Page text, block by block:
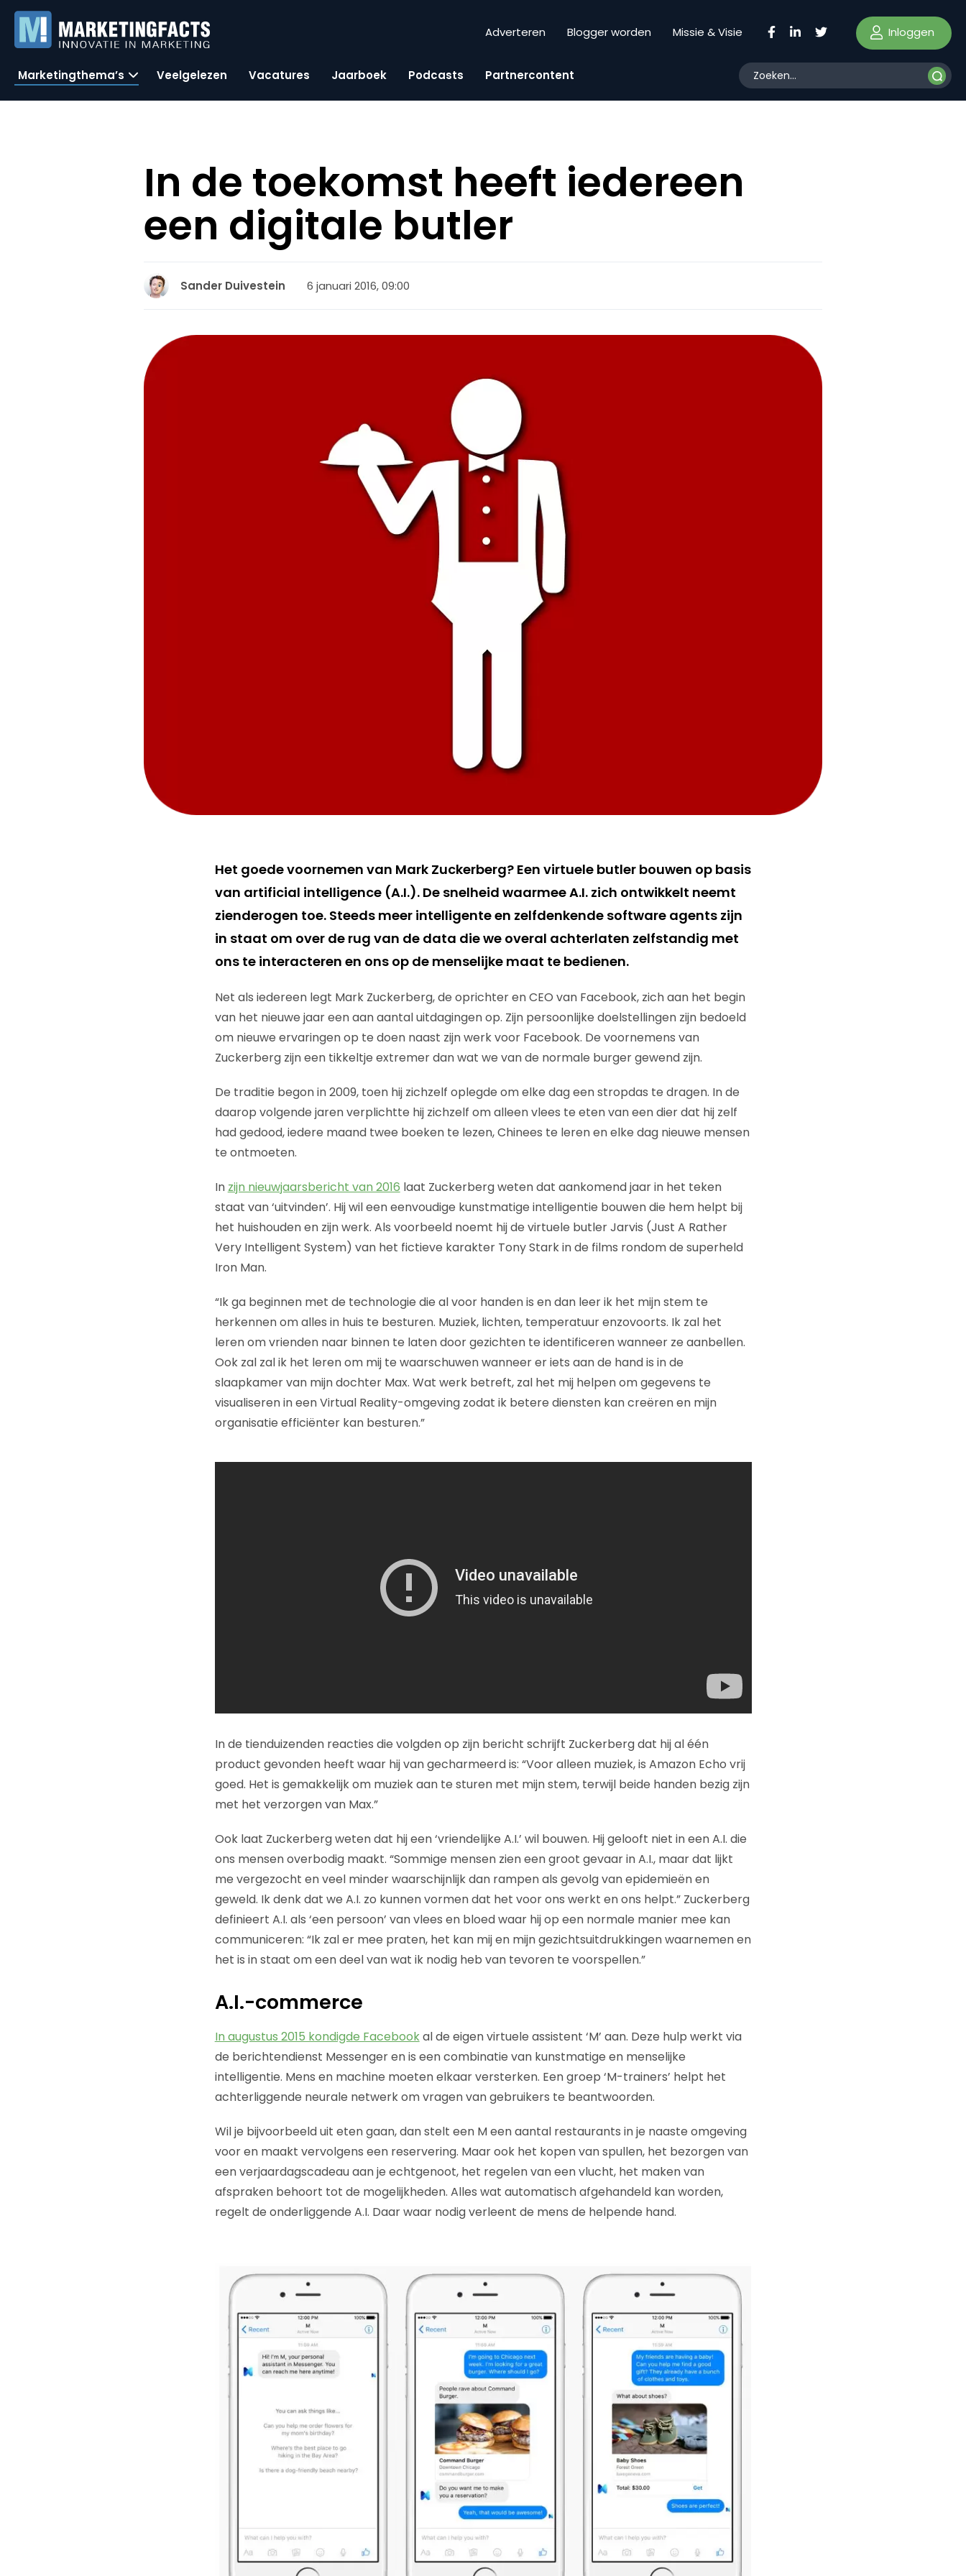
Adverteren Blogger worden Missie & Visie Inloggen
Marketingthema’s Veelgelezen Vacatures Jaarboek Podcasts Partnercontent
In de toekomst heeft iedereen
een digitale butler
Sander Duivestein 6 januari 2016, 09:00
Het goede voornemen van Mark Zuckerberg? Een virtuele butler bouwen op basis
van artificial intelligence (A.I.). De snelheid waarmee A.I. zich ontwikkelt neemt
zienderogen toe. Steeds meer intelligente en zelfdenkende software agents zijn
in staat om over de rug van de data die we overal achterlaten zelfstandig met
ons te interacteren en ons op de menselijke maat te bedienen.
Net als iedereen legt Mark Zuckerberg, de oprichter en CEO van Facebook, zich aan het begin
van het nieuwe jaar een aan aantal uitdagingen op. Zijn persoonlijke doelstellingen zijn bedoeld
om nieuwe ervaringen op te doen naast zijn werk voor Facebook. De voornemens van
Zuckerberg zijn een tikkeltje extremer dan wat we van de normale burger gewend zijn.
De traditie begon in 2009, toen hij zichzelf oplegde om elke dag een stropdas te dragen. In de
daarop volgende jaren verplichtte hij zichzelf om alleen vlees te eten van een dier dat hij zelf
had gedood, iedere maand twee boeken te lezen, Chinees te leren en elke dag nieuwe mensen
te ontmoeten.
In zijn nieuwjaarsbericht van 2016 laat Zuckerberg weten dat aankomend jaar in het teken
staat van ‘uitvinden’. Hij wil een eenvoudige kunstmatige intelligentie bouwen die hem helpt bij
het huishouden en zijn werk. Als voorbeeld noemt hij de virtuele butler Jarvis (Just A Rather
Very Intelligent System) van het fictieve karakter Tony Stark in de films rondom de superheld
Iron Man.
“Ik ga beginnen met de technologie die al voor handen is en dan leer ik het mijn stem te
herkennen om alles in huis te besturen. Muziek, lichten, temperatuur enzovoorts. Ik zal het
leren om vrienden naar binnen te laten door gezichten te identificeren wanneer ze aanbellen.
Ook zal zal ik het leren om mij te waarschuwen wanneer er iets aan de hand is in de
slaapkamer van mijn dochter Max. Wat werk betreft, zal het mij helpen om gegevens te
visualiseren in een Virtual Reality-omgeving zodat ik betere diensten kan creëren en mijn
organisatie efficiënter kan besturen.”
In de tienduizenden reacties die volgden op zijn bericht schrijft Zuckerberg dat hij al één
product gevonden heeft waar hij van gecharmeerd is: “Voor alleen muziek, is Amazon Echo vrij
goed. Het is gemakkelijk om muziek aan te sturen met mijn stem, terwijl beide handen bezig zijn
met het verzorgen van Max.”
Ook laat Zuckerberg weten dat hij een ‘vriendelijke A.I.’ wil bouwen. Hij gelooft niet in een A.I. die
ons mensen overbodig maakt. “Sommige mensen zien een groot gevaar in A.I., maar dat lijkt
me vergezocht en veel minder waarschijnlijk dan rampen als gevolg van epidemieën en
geweld. Ik denk dat we A.I. zo kunnen vormen dat het voor ons werkt en ons helpt.” Zuckerberg
definieert A.I. als ‘een persoon’ van vlees en bloed waar hij op een normale manier mee kan
communiceren: “Ik zal er mee praten, het kan mij en mijn gezichtsuitdrukkingen waarnemen en
het is in staat om een deel van wat ik nodig heb van tevoren te voorspellen.”
A.I.-commerce
In augustus 2015 kondigde Facebookal de eigen virtuele assistent ‘M’ aan. Deze hulp werkt via
de berichtendienst Messenger en is een combinatie van kunstmatige en menselijke
intelligentie. Mens en machine moeten elkaar versterken. Een groep ‘M-trainers’ helpt het
achterliggende neurale netwerk om vragen van gebruikers te beantwoorden.
Wil je bijvoorbeeld uit eten gaan, dan stelt een M een aantal restaurants in je naaste omgeving
voor en maakt vervolgens een reservering. Maar ook het kopen van spullen, het bezorgen van
een verjaardagscadeau aan je echtgenoot, het regelen van een vlucht, het maken van
afspraken behoort tot de mogelijkheden. Alles wat automatisch afgehandeld kan worden,
regelt de onderliggende A.I. Daar waar nodig verleent de mens de helpende hand.